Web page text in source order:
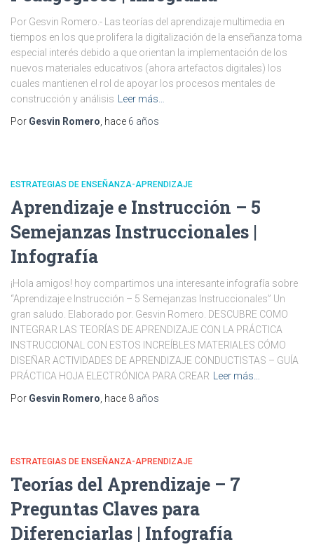
Por Gesvin Romero.- Las teorías del aprendizaje multimedia en
tiempos en los que prolifera la digitalización de la enseñanza toma
especial interés debido a que orientan la implementación de los
nuevos materiales educativos (ahora artefactos digitales) los
cuales mantienen el rol de apoyar los procesos mentales de
construcción y análisis
Leer más…
Por Gesvin Romero , hace 6 años
ESTRATEGIAS DE ENSEÑANZA-APRENDIZAJE
Aprendizaje e Instrucción – 5
Semejanzas Instruccionales |
Infografía
¡Hola amigos! hoy compartimos una interesante infografía sobre
“Aprendizaje e Instrucción – 5 Semejanzas Instruccionales” Un
gran saludo. Elaborado por. Gesvin Romero. DESCUBRE COMO
INTEGRAR LAS TEORÍAS DE APRENDIZAJE CON LA PRÁCTICA
INSTRUCCIONAL CON ESTOS INCREÍBLES MATERIALES CÓMO
DISEÑAR ACTIVIDADES DE APRENDIZAJE CONDUCTISTAS – GUÍA
PRÁCTICA HOJA ELECTRÓNICA PARA CREAR
Leer más…
Por Gesvin Romero , hace 8 años
ESTRATEGIAS DE ENSEÑANZA-APRENDIZAJE
Teorías del Aprendizaje – 7
Preguntas Claves para
Diferenciarlas | Infografía